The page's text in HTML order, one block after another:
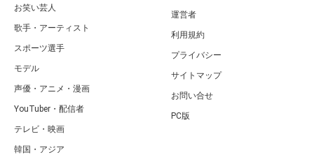
お笑い芸人
歌手・アーティスト
スポーツ選手
モデル
声優・アニメ・漫画
YouTuber・配信者
テレビ・映画
韓国・アジア
運営者
利用規約
プライバシー
サイトマップ
お問い合せ
PC版